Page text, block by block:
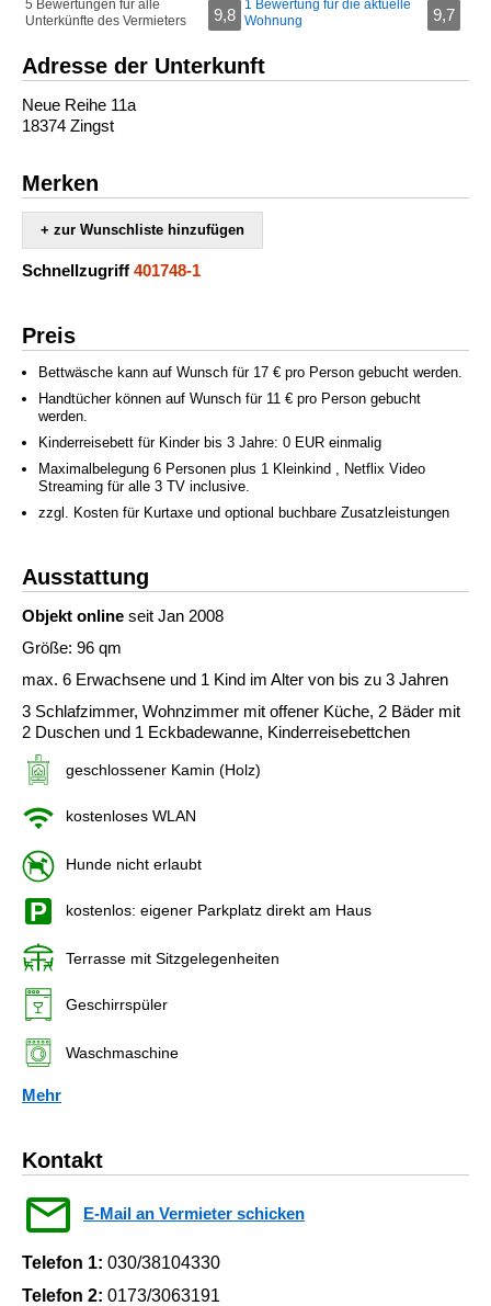
5 Bewertungen für alle
Unterkünfte des Vermieters
9,8
1 Bewertung für die aktuelle
Wohnung
9,7
Adresse der Unterkunft
Neue Reihe 11a
18374 Zingst
Merken
+ zur Wunschliste hinzufügen
Schnellzugriff 401748-1
Preis
Bettwäsche kann auf Wunsch für 17 € pro Person gebucht werden.
Handtücher können auf Wunsch für 11 € pro Person gebucht
werden.
Kinderreisebett für Kinder bis 3 Jahre: 0 EUR einmalig
Maximalbelegung 6 Personen plus 1 Kleinkind , Netflix Video
Streaming für alle 3 TV inclusive.
zzgl. Kosten für Kurtaxe und optional buchbare Zusatzleistungen
Ausstattung
Objekt online seit Jan 2008
Größe: 96 qm
max. 6 Erwachsene und 1 Kind im Alter von bis zu 3 Jahren
3 Schlafzimmer, Wohnzimmer mit offener Küche, 2 Bäder mit
2 Duschen und 1 Eckbadewanne, Kinderreisebettchen
geschlossener Kamin (Holz)
kostenloses WLAN
Hunde nicht erlaubt
kostenlos: eigener Parkplatz direkt am Haus
Terrasse mit Sitzgelegenheiten
Geschirrspüler
Waschmaschine
Mehr
Kontakt
E-Mail an Vermieter schicken
Telefon 1: 030/38104330
Telefon 2: 0173/3063191